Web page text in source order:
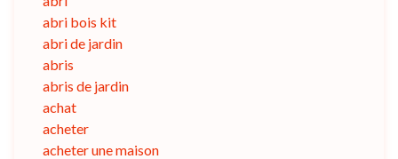
abri bois kit
abri de jardin
abris
abris de jardin
achat
acheter
acheter une maison